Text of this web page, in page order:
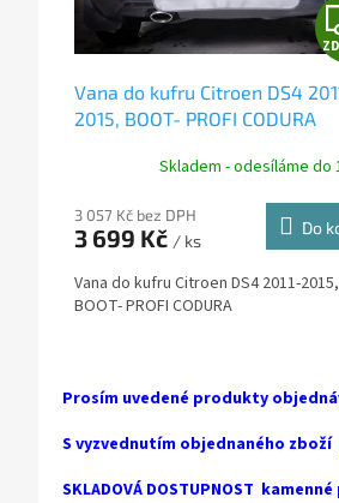
Vana do kufru Citroen DS4
2015, BOOT- PROFI CODURA
Skladem - odesíláme do
3 057 Kč bez DPH
3 699 Kč / ks
Do
Vana do kufru Citroen DS4 2011-2015,
BOOT- PROFI CODURA
Prosím uvedené produkty
S vyzvednutím objednaného
SKLADOVÁ DOSTUPNOST